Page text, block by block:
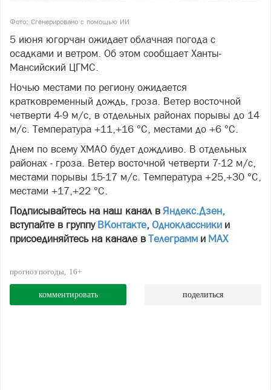
Фото: Сгенерировано с помощью ИИ
5 июня югорчан ожидает облачная погода с
осадками и ветром. Об этом сообщает Ханты-
Мансийский ЦГМС.
Ночью местами по региону ожидается
кратковременный дождь, гроза. Ветер восточной
четверти 4-9 м/с, в отдельных районах порывы до 14
м/с. Температура +11,+16 °С, местами до +6 °С.
Днем по всему ХМАО будет дождливо. В отдельных
районах - гроза. Ветер восточной четверти 7-12 м/с,
местами порывы 15-17 м/с. Температура +25,+30 °С,
местами +17,+22 °С.
Подписывайтесь на наш канал в Яндекс.Дзен,
вступайте в группу ВКонтакте, Одноклассники и
присоединяйтесь на канале в Телеграмм и МАХ
прогноз погоды 16+
комментировать поделиться